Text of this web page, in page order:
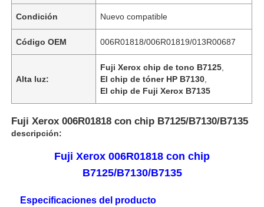
Condición Nuevo compatible
Código OEM 006R01818/006R01819/013R00687
Alta luz:
Fuji Xerox chip de tono B7125
El chip de tóner HP B7130
El chip de Fuji Xerox B7135
Fuji Xerox 006R01818 con chip B7125/B7130/B7135
descripción:
Fuji Xerox 006R01818 con chip
B7125/B7130/B7135
Especificaciones del producto